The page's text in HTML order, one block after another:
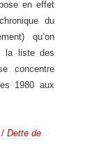
en effet
du
qu’on
la liste des
concentre
1980 aux
Dette de